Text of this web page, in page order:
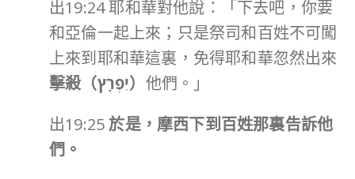
出19:24 耶和華對他說：「下去吧，你要
和亞倫一起上來；只是祭司和百姓不可闖
上來到耶和華這裏，免得耶和華忽然出來
擊殺（יִפְרָץ） 他們。」
出19:25於是，摩西下到百姓那裏告訴他
們。